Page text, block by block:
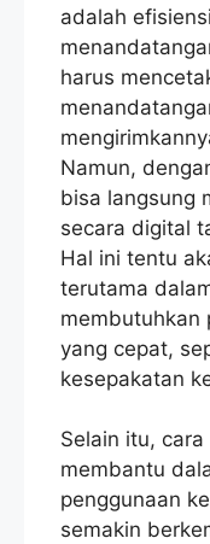
adalah
harus
Namun,
bisa langsung
secara digital
Hal ini tentu
terutama
membutuhkan
yang cepat,
kesepakatan
Selain itu,
membantu
penggunaan
semakin